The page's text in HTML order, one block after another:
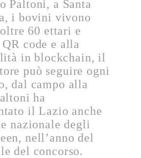
Paltoni, a Santa
i bovini vivono
60 ettari e
code e alla
in blockchain, il
può seguire ogni
dal campo alla
ha
il Lazio anche
nazionale degli
nell’anno del
del concorso.